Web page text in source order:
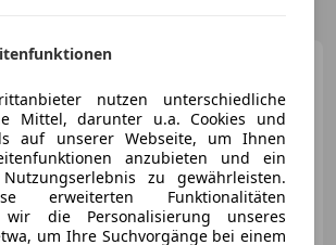
Audi A4
€ 27 990 1
nutzen unterschiedliche
Mittel, darunter u.a. Cookies und
auf unserer Webseite, um Ihnen
anzubieten und ein
zu gewährleisten.
erweiterten Funktionalitäten
wir die Personalisierung unseres
um Ihre Suchvorgänge bei einem